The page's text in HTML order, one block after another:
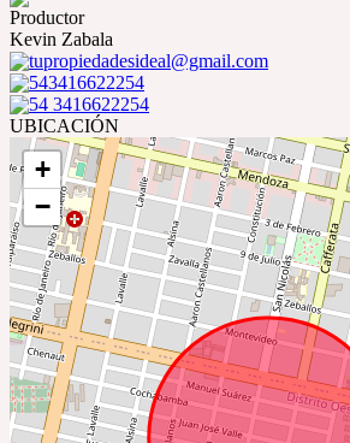
Productor
Kevin Zabala
tupropiedadesideal@gmail.com
543416622254
54 3416622254
UBICACIÓN
+
−